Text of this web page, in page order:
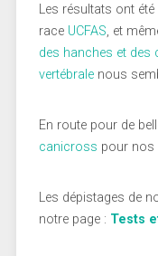
Les résultats ont
race UCFAS, et
des hanches et des
vertébralenous
En route pour de
canicross pour nos
Les dépistages de
notre page : Tests